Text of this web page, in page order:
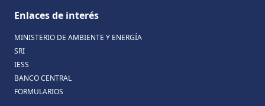
Enlaces de interés
MINISTERIO DE AMBIENTE Y ENERGÍA
SRI
IESS
BANCO CENTRAL
FORMULARIOS